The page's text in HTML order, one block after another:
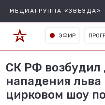
МЕДИАГРУППА «ЗВЕЗДА»
ЭФИР
СК РФ возбудил
нападения льва
цирковом шоу